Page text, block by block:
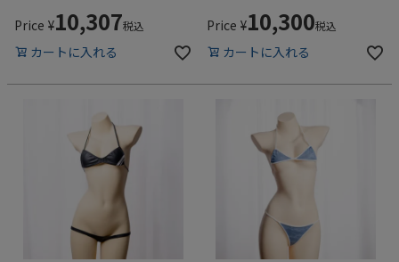
Price ¥10,307税込
カートに入れる
Price ¥10,300税込
カートに入れる